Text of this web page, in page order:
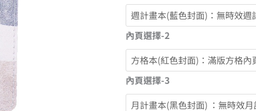
內頁選擇-2
內頁選擇-3